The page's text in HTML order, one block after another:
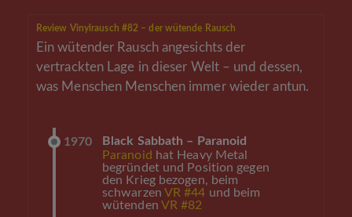
Review Vinylrausch #82 – der wütende Rausch
Ein wütender Rausch angesichts der
vertrackten Lage in dieser Welt – und dessen,
was Menschen Menschen immer wieder antun.
1970
Black Sabbath – Paranoid
Paranoid hat Heavy Metal
begründet und Position gegen
den Krieg bezogen, beim
schwarzen VR #44 und beim
wütenden VR #82